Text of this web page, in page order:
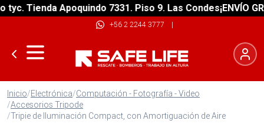
Tienda Apoquindo 7331. Piso 9. Las Condes¡ENVÍO
+56 2 2244 3777 |
Inicio/Electrónica/Computación - Fotografía - Video
/Accesorios Tripode
/Tripie de Iluminación Compact, con Amortiguación de Aire